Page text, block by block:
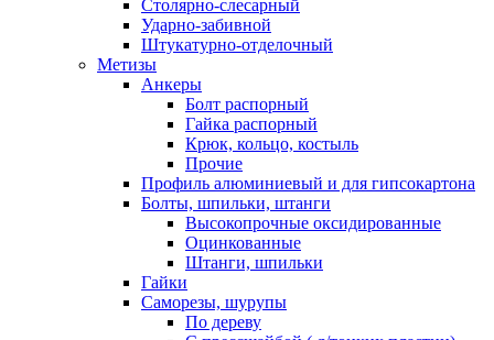
Столярно-слесарный
Ударно-забивной
Штукатурно-отделочный
Метизы
Анкеры
Болт распорный
Гайка распорный
Крюк, кольцо, костыль
Прочие
Профиль алюминиевый и для гипсокартона
Болты, шпильки, штанги
Высокопрочные оксидированные
Оцинкованные
Штанги, шпильки
Гайки
Саморезы, шурупы
По дереву